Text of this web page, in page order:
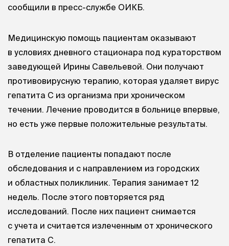
сообщили в пресс-службе ОИКБ.
Медицинскую помощь пациентам оказывают
в условиях дневного стационара под кураторством
заведующей Ирины Савельевой. Они получают
противовирусную терапию, которая удаляет вирус
гепатита С из организма при хроническом
течении. Лечение проводится в больнице впервые,
но есть уже первые положительные результаты.
В отделение пациенты попадают после
обследования и с направлением из городских
и областных поликлиник. Терапия занимает 12
недель. После этого повторяется ряд
исследований. После них пациент снимается
с учета и считается излеченным от хронического
гепатита С.